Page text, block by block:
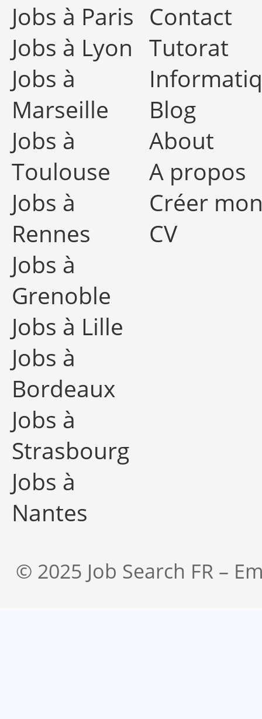
Jobs à Paris
Jobs à Lyon
Jobs à
Marseille
Jobs à
Toulouse
Jobs à
Rennes
Jobs à
Grenoble
Jobs à Lille
Jobs à
Bordeaux
Jobs à
Strasbourg
Jobs à
Nantes
Contact
Tutorat
Blog
About
A propos
Créer
CV
© 2025 Job Search FR –